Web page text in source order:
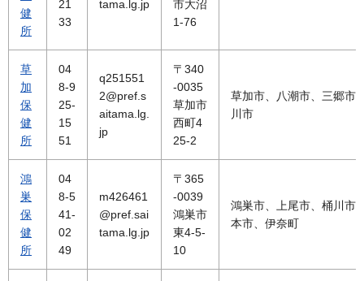
健
所
21
33
tama.lg.jp
市大沼
1-76
草
加
保
健
所
04
8-9
25-
15
51
q251551
2@pref.s
aitama.lg.
jp
〒340
-0035
草加市
西町4
25-2
草加市、八潮市、三郷市
川市
鴻
巣
保
健
所
04
8-5
41-
02
49
m426461
@pref.sai
tama.lg.jp
〒365
-0039
鴻巣市
東4-5-
10
鴻巣市、上尾市、桶川市
本市、伊奈町